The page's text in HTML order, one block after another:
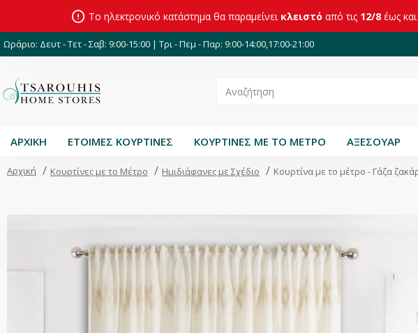
Το ηλεκτρονικό κατάστημα θα παραμείνει κλειστό από τις 12/8 έως και
Ωράριο: Δευτ - Τετ - Σαβ: 9:00-15:00 | Τρι - Πεμ - Παρ: 9:00-14:00,17:00-21:00
ΑΡΧΙΚΗ ΕΤΟΙΜΕΣ ΚΟΥΡΤΙΝΕΣ ΚΟΥΡΤΙΝΕΣ ΜΕ ΤΟ ΜΕΤΡΟ ΑΞΕΣΟΥΑΡ
Αρχική Κουρτίνες με το Μέτρο Ημιδιάφανες με Σχέδιο Κουρτίνα με το μέτρο - Γάζα